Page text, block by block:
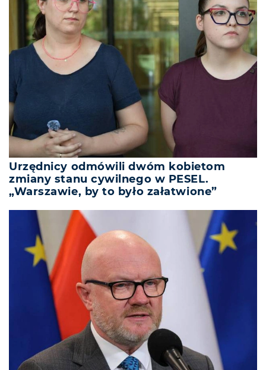
Urzędnicy odmówili dwóm kobietom
zmiany stanu cywilnego w PESEL.
„Warszawie, by to było załatwione”